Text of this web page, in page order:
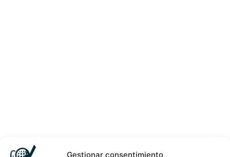
Gestionar consentimiento